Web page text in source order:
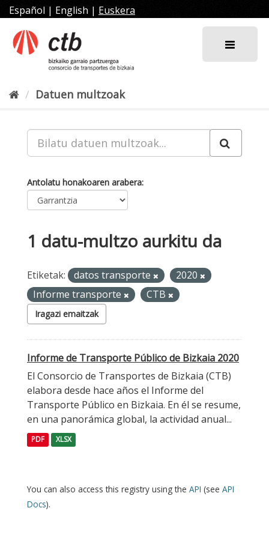
Joan
edukira
Español | English | Euskera
Datuen multzoak
Antolatu honakoaren arabera
1 datu-multzo aurkitu da
Etiketak: datos transporte
2020
Informe transporte
CTB
Iragazi emaitzak
Informe de Transporte Público de Bizkaia 2020
El Consorcio de Transportes de Bizkaia (CTB)
elabora desde hace años el Informe del
Transporte Público en Bizkaia. En él se resume,
en una panorámica global, la actividad anual...
PDF XLSX
You can also access this registry using the API (see API
Docs).